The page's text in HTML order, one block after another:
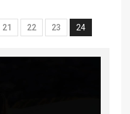
21 22 23 24